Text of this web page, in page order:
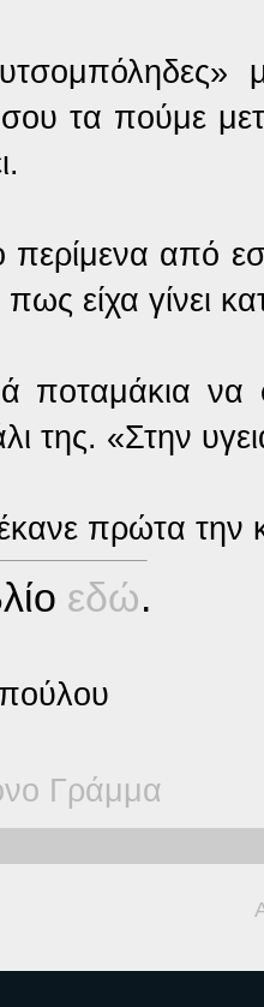
τα πούμε
περίμενα από
είχα γίνει
ποταμάκια να
της. «Στην
πρώτα την
εδώ.
Γράμμα